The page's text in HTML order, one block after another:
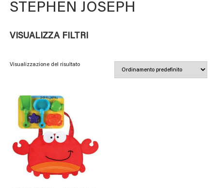
STEPHEN JOSEPH
VISUALIZZA FILTRI
Visualizzazione del risultato